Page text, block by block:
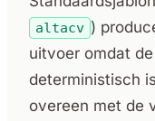
altacv )
uitvoer omdat
deterministisch
overeen met de